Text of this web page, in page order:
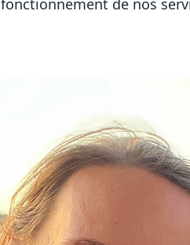
fonctionnement de nos